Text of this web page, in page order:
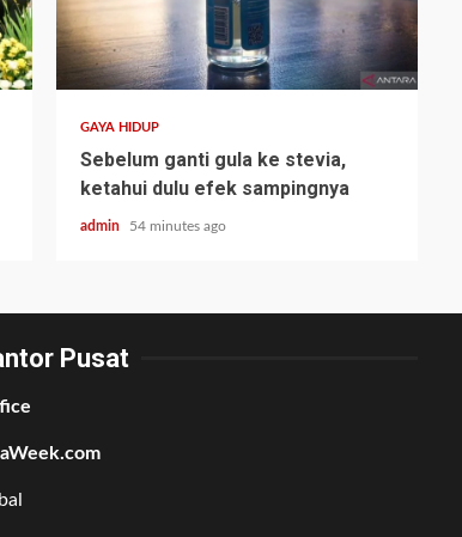
GAYA HIDUP
Sebelum ganti gula ke stevia,
ketahui dulu efek sampingnya
admin 54 minutes ago
Pusat